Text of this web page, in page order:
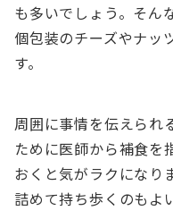
も多いでしょう。そん
個包装のチーズやナッ
す。
周囲に事情を伝えられ
ために医師から補食を
おくと気がラクになり
詰めて持ち歩くのもよ